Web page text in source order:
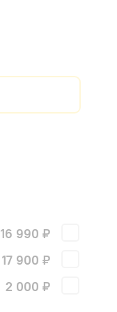
16 990 ₽
17 900 ₽
2 000 ₽